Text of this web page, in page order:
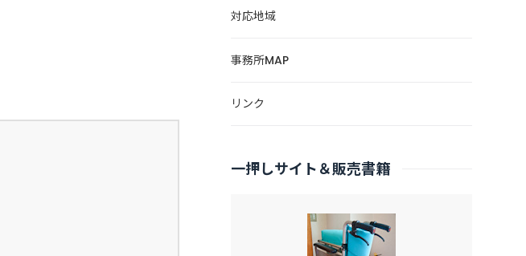
対応地域
事務所MAP
リンク
一押しサイト＆販売書籍